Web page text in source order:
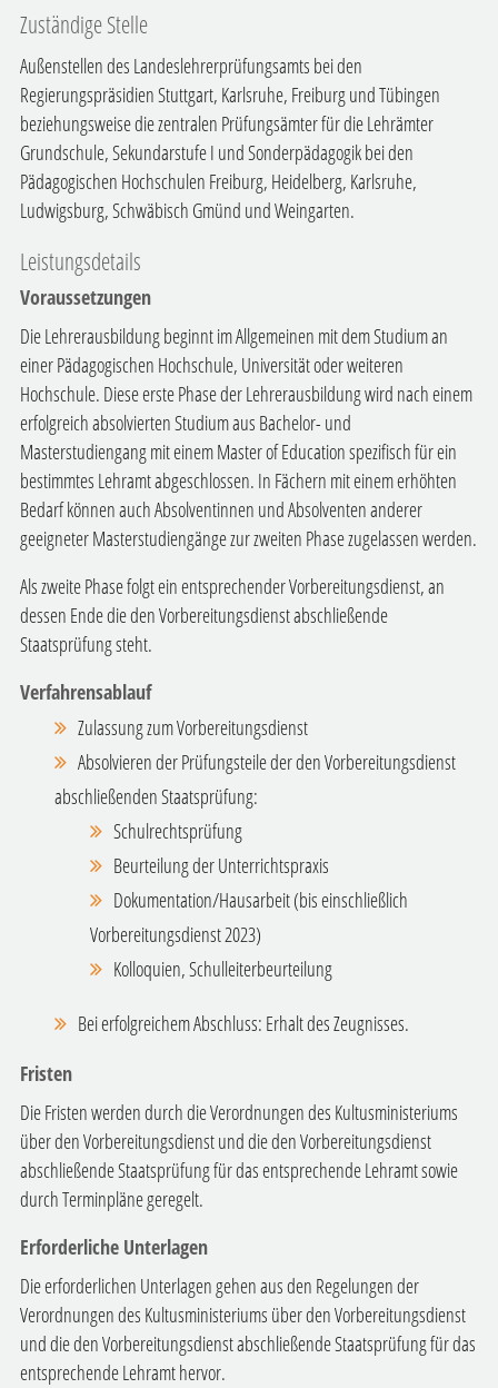
Zuständige Stelle
Außenstellen des Landeslehrerprüfungsamts bei den
Regierungspräsidien Stuttgart, Karlsruhe, Freiburg und Tübingen
beziehungsweise die zentralen Prüfungsämter für die Lehrämter
Grundschule, Sekundarstufe I und Sonderpädagogik bei den
Pädagogischen Hochschulen Freiburg, Heidelberg, Karlsruhe,
Ludwigsburg, Schwäbisch Gmünd und Weingarten.
Leistungsdetails
Voraussetzungen
Die Lehrerausbildung beginnt im Allgemeinen mit dem Studium an
einer Pädagogischen Hochschule, Universität oder weiteren
Hochschule. Diese erste Phase der Lehrerausbildung wird nach einem
erfolgreich absolvierten Studium aus Bachelor- und
Masterstudiengang mit einem Master of Education spezifisch für ein
bestimmtes Lehramt abgeschlossen. In Fächern mit einem erhöhten
Bedarf können auch Absolventinnen und Absolventen anderer
geeigneter Masterstudiengänge zur zweiten Phase zugelassen werden.
Als zweite Phase folgt ein entsprechender Vorbereitungsdienst, an
dessen Ende die den Vorbereitungsdienst abschließende
Staatsprüfung steht.
Verfahrensablauf
Zulassung zum Vorbereitungsdienst
Absolvieren der Prüfungsteile der den Vorbereitungsdienst
abschließenden Staatsprüfung:
Schulrechtsprüfung
Beurteilung der Unterrichtspraxis
Dokumentation/Hausarbeit (bis einschließlich
Vorbereitungsdienst 2023)
Kolloquien, Schulleiterbeurteilung
Bei erfolgreichem Abschluss: Erhalt des Zeugnisses.
Fristen
Die Fristen werden durch die Verordnungen des Kultusministeriums
über den Vorbereitungsdienst und die den Vorbereitungsdienst
abschließende Staatsprüfung für das entsprechende Lehramt sowie
durch Terminpläne geregelt.
Erforderliche Unterlagen
Die erforderlichen Unterlagen gehen aus den Regelungen der
Verordnungen des Kultusministeriums über den Vorbereitungsdienst
und die den Vorbereitungsdienst abschließende Staatsprüfung für das
entsprechende Lehramt hervor.